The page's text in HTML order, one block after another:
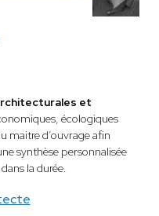
et
écologiques
maitre d’ouvrage afin
synthèse personnalisée
la durée.